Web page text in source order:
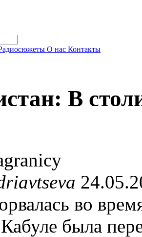
О нас Контакты
В
во
была